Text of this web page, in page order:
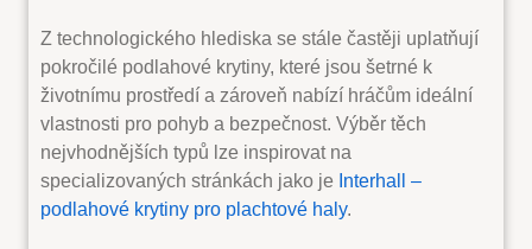
Z technologického hlediska se stále častěji uplatňují
pokročilé podlahové krytiny, které jsou šetrné k
životnímu prostředí a zároveň nabízí hráčům ideální
vlastnosti pro pohyb a bezpečnost. Výběr těch
nejvhodnějších typů lze inspirovat na
specializovaných stránkách jako je Interhall –
podlahové krytiny pro plachtové haly.